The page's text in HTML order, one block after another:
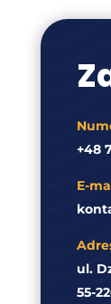
+48
E-
ul.
55-